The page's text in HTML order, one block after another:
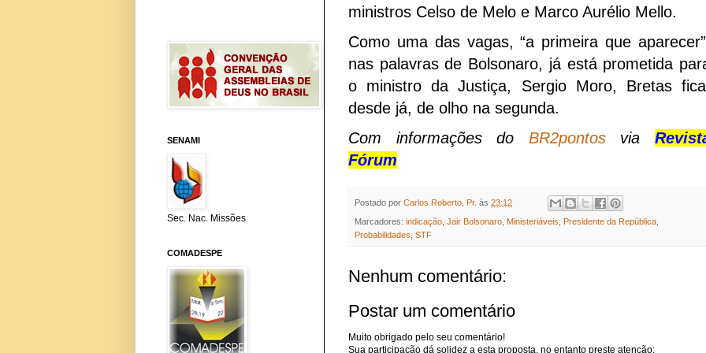
ministros Celso de Melo e Marco Aurélio Mello.
Como uma das vagas, “a primeira que
nas palavras de Bolsonaro, já está prometida
o ministro da Justiça, Sergio Moro, Bretas
desde já, de olho na segunda.
Com informações do BR2pontosvia
Fórum
Postado por Carlos Roberto, Pr. às 23:12
Marcadores: indicação Jair Bolsonaro Ministeriáveis Presidente da República
Probabilidades STF
Nenhum comentário:
Postar um comentário
Muito obrigado pelo seu comentário!
Sua participação dá solidez a esta proposta, no entanto preste atenção:
SENAMI
Sec. Nac. Missões
COMADESPE